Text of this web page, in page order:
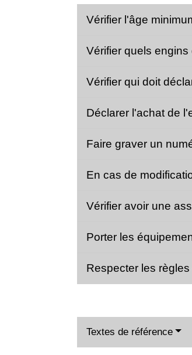
Vérifier l'âge
Vérifier quels
Vérifier qui doit
Déclarer l'achat de
Faire graver un
En cas de
Vérifier avoir une
Porter les
Respecter les
Textes de référence